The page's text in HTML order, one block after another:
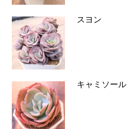
スヨン
キャミソール